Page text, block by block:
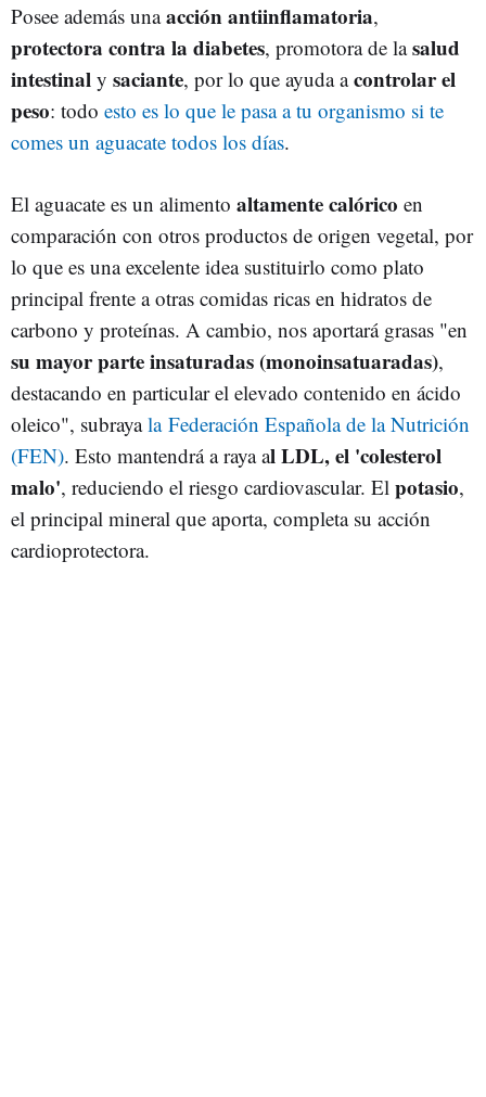
Posee además unaacción antiinflamatoria,
protectora contra la diabetes, promotora de lasalud
intestinal y saciante, por lo que ayuda acontrolar el
peso: todo esto es lo que le pasa a tu organismo si te
comes un aguacate todos los días.
El aguacate es un alimento altamente calórico en
comparación con otros productos de origen vegetal, por
lo que es una excelente idea sustituirlo como plato
principal frente a otras comidas ricas en hidratos de
carbono y proteínas. A cambio, nos aportará grasas "en
su mayor parte insaturadas (monoinsatuaradas),
destacando en particular el elevado contenido en ácido
oleico", subrayala Federación Española de la Nutrición
(FEN). Esto mantendrá a raya al LDL, el 'colesterol
malo', reduciendo el riesgo cardiovascular. El potasio,
el principal mineral que aporta, completa su acción
cardioprotectora.